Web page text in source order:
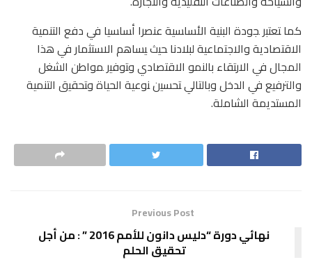
كما ﺘﻌﺘﺒر ﺠودة البنية اﻷﺴﺎﺴﻴﺔ ﻋﻨﺼرا أﺴﺎﺴﻴﺎ ﻓﻲ دﻓﻊ التنمية
الاقتصادية والاجتماعية لبلادنا ﺤﻴث ﻴﺴﺎﻫم اﻻﺴﺘﺜﻤﺎر ﻓﻲ ﻫذا
المجال ﻓﻲ اﻻرﺘﻘﺎء بالنمو اﻻﻗﺘﺼﺎدي وﺘوﻓﻴر ﻤواطن الشغل
والترفيع ﻓﻲ الدخل وبالتالي ﺘﺤﺴﻴن ﻨوﻋﻴﺔ الحياة وﺘﺤﻘﻴق التنمية
المستديمة الشاملة.
Previous Post
نهائي دورة “دليس دانون للأمم 2016 ” : من أجل
تحقيق الحلم